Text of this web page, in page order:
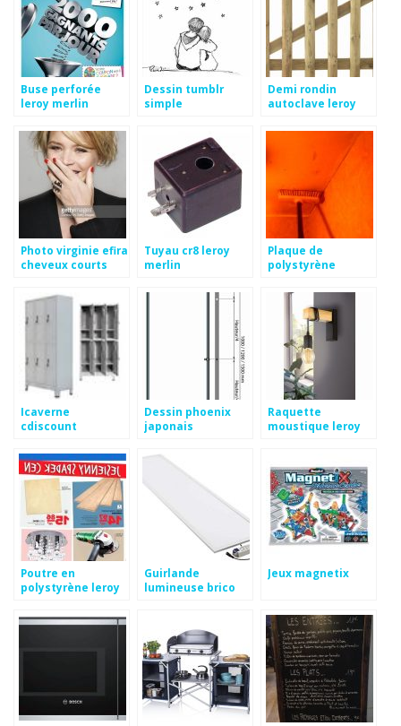
Buse perforée
leroy merlin
Dessin tumblr
simple
Demi rondin
autoclave leroy
Photo virginie efira
cheveux courts
Tuyau cr8 leroy
merlin
Plaque de
polystyrène
Icaverne
cdiscount
Dessin phoenix
japonais
Raquette
moustique leroy
Poutre en
polystyrène leroy
Guirlande
lumineuse brico
Jeux magnetix